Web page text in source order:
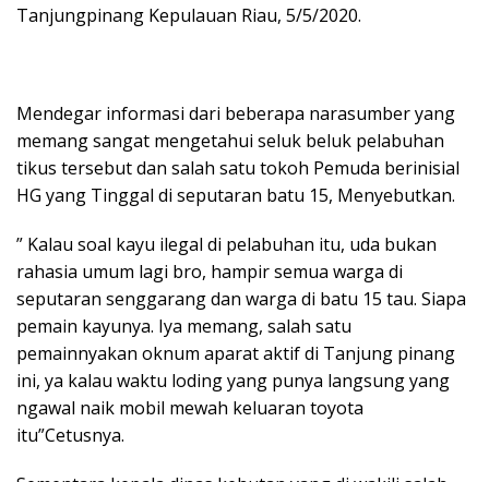
Tanjungpinang Kepulauan Riau, 5/5/2020.
Mendegar informasi dari beberapa narasumber yang
memang sangat mengetahui seluk beluk pelabuhan
tikus tersebut dan salah satu tokoh Pemuda berinisial
HG yang Tinggal di seputaran batu 15, Menyebutkan.
” Kalau soal kayu ilegal di pelabuhan itu, uda bukan
rahasia umum lagi bro, hampir semua warga di
seputaran senggarang dan warga di batu 15 tau. Siapa
pemain kayunya. Iya memang, salah satu
pemainnyakan oknum aparat aktif di Tanjung pinang
ini, ya kalau waktu loding yang punya langsung yang
ngawal naik mobil mewah keluaran toyota
itu”Cetusnya.